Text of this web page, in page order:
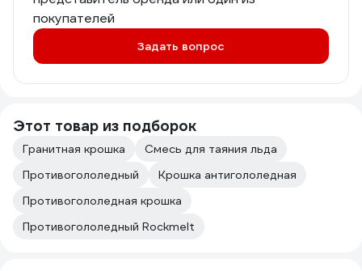
покупателей
Задать вопрос
Этот товар из подборок
Гранитная крошка
Смесь для таяния льда
Противогололедный
Крошка антигололедная
Противогололедная крошка
Противогололедный Rockmelt